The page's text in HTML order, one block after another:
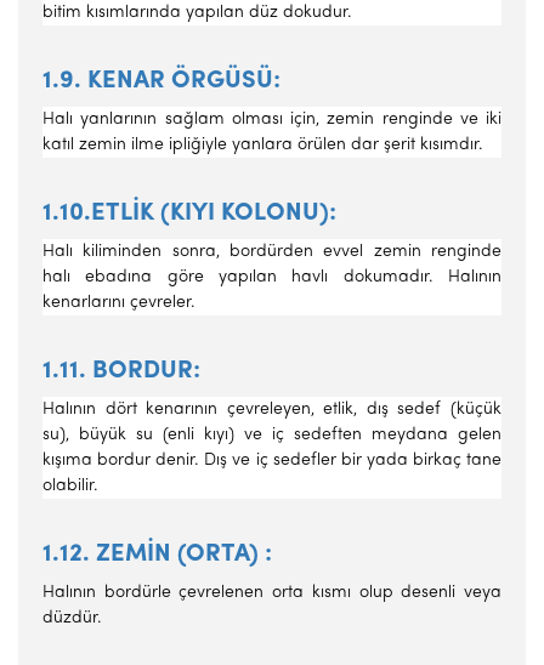
bitim kısımlarında yapılan düz dokudur.
1.9. KENAR ÖRGÜSÜ:
Halı yanlarının sağlam olması için, ze­min renginde ve iki
katıl zemin ilme ipliğiyle yanlara örülen dar şerit kısımdır.
1.10.ETLİK (KIYI KOLONU):
Halı kiliminden sonra, bordürden evvel zemin renginde
halı ebadına göre yapılan havlı dokumadır. Ha­lının
kenarlarını çevreler.
1.11. BORDUR:
Halının dört kenarının çevreleyen, etlik, dış sedef (küçük
su), büyük su (enli kıyı) ve iç sedeften meydana gelen
kışıma bordur denir. Dış ve iç sedefler bir yada birkaç tane
olabilir.
1.12. ZEMİN (ORTA) :
Halının bordürle çevrelenen orta kısmı olup desenli veya
düzdür.